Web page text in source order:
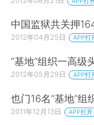
中国监狱共关押
2012年04月25日 APP打
“基地”组织一高级
2012年05月29日 APP打
也门16名“基地”组
2011年12月13日 APP打开